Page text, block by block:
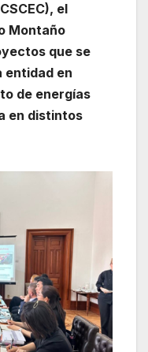
el
Montaño
que se
entidad en
de energías
en distintos